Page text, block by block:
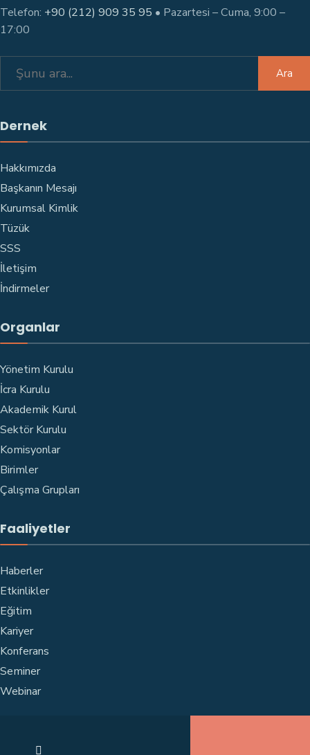
Telefon: +90 (212) 909 35 95 • Pazartesi – Cuma, 9:00 –
17:00
Ara
Dernek
Hakkımızda
Başkanın Mesajı
Kurumsal Kimlik
Tüzük
SSS
İletişim
İndirmeler
Organlar
Yönetim Kurulu
İcra Kurulu
Akademik Kurul
Sektör Kurulu
Komisyonlar
Birimler
Çalışma Grupları
Faaliyetler
Haberler
Etkinlikler
Eğitim
Kariyer
Konferans
Seminer
Webinar